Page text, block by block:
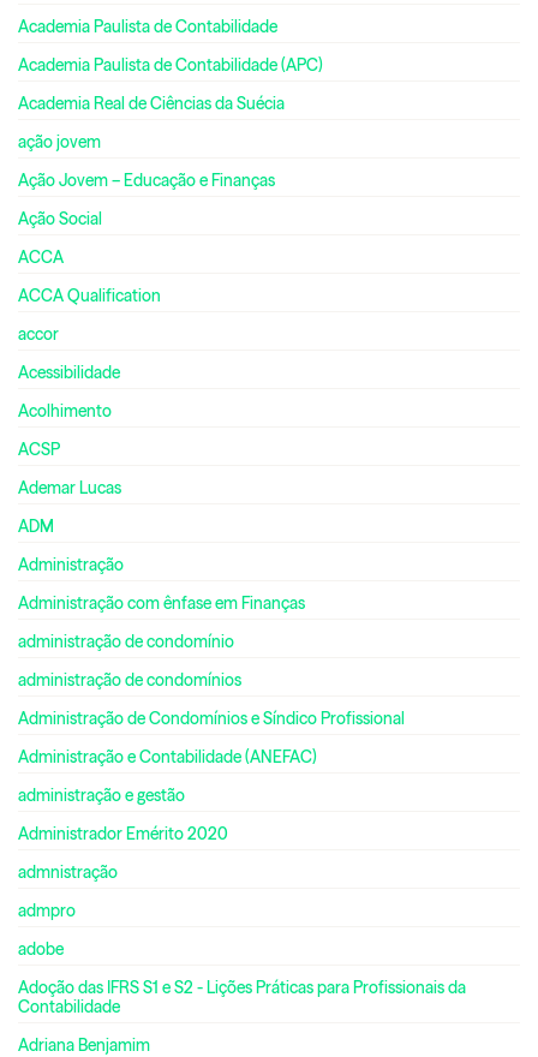
Academia Paulista de Contabilidade
Academia Paulista de Contabilidade (APC)
Academia Real de Ciências da Suécia
ação jovem
Ação Jovem – Educação e Finanças
Ação Social
ACCA
ACCA Qualification
accor
Acessibilidade
Acolhimento
ACSP
Ademar Lucas
ADM
Administração
Administração com ênfase em Finanças
administração de condomínio
administração de condomínios
Administração de Condomínios e Síndico Profissional
Administração e Contabilidade (ANEFAC)
administração e gestão
Administrador Emérito 2020
admnistração
admpro
adobe
Adoção das IFRS S1 e S2 - Lições Práticas para Profissionais da
Contabilidade
Adriana Benjamim